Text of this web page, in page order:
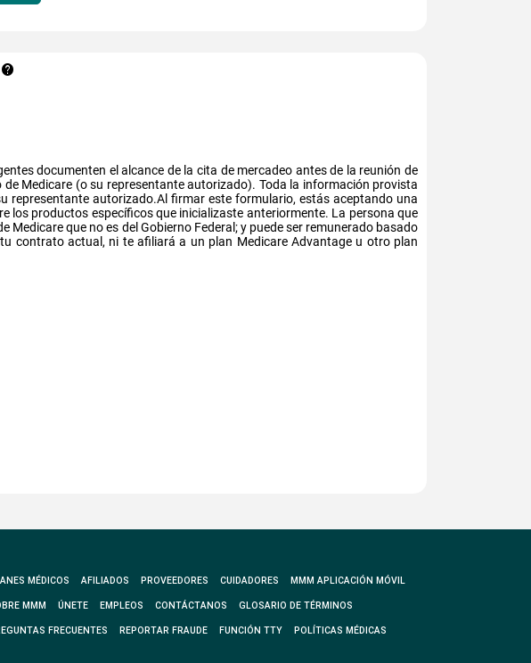
documenten el alcance de la cita de mercadeo antes de la reunión de
Medicare (o su representante autorizado). Toda la información provista
representante autorizado.Al firmar este formulario, estás aceptando una
los productos específicos que inicializaste anteriormente. La persona que
que no es del Gobierno Federal; y puede ser remunerado basado
contrato actual, ni te afiliará a un plan Medicare Advantage u otro plan
MÉDICOS AFILIADOS PROVEEDORES CUIDADORES MMM APLICACIÓN MÓVIL
MMM ÚNETE EMPLEOS CONTÁCTANOS GLOSARIO DE TÉRMINOS
FRECUENTES REPORTAR FRAUDE FUNCIÓN TTY POLÍTICAS MÉDICAS